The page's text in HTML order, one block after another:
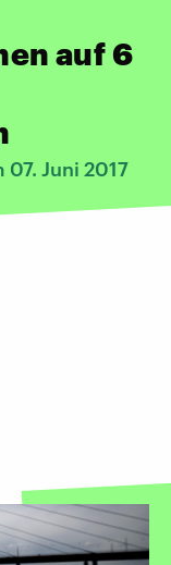
auf 6
Juni 2017